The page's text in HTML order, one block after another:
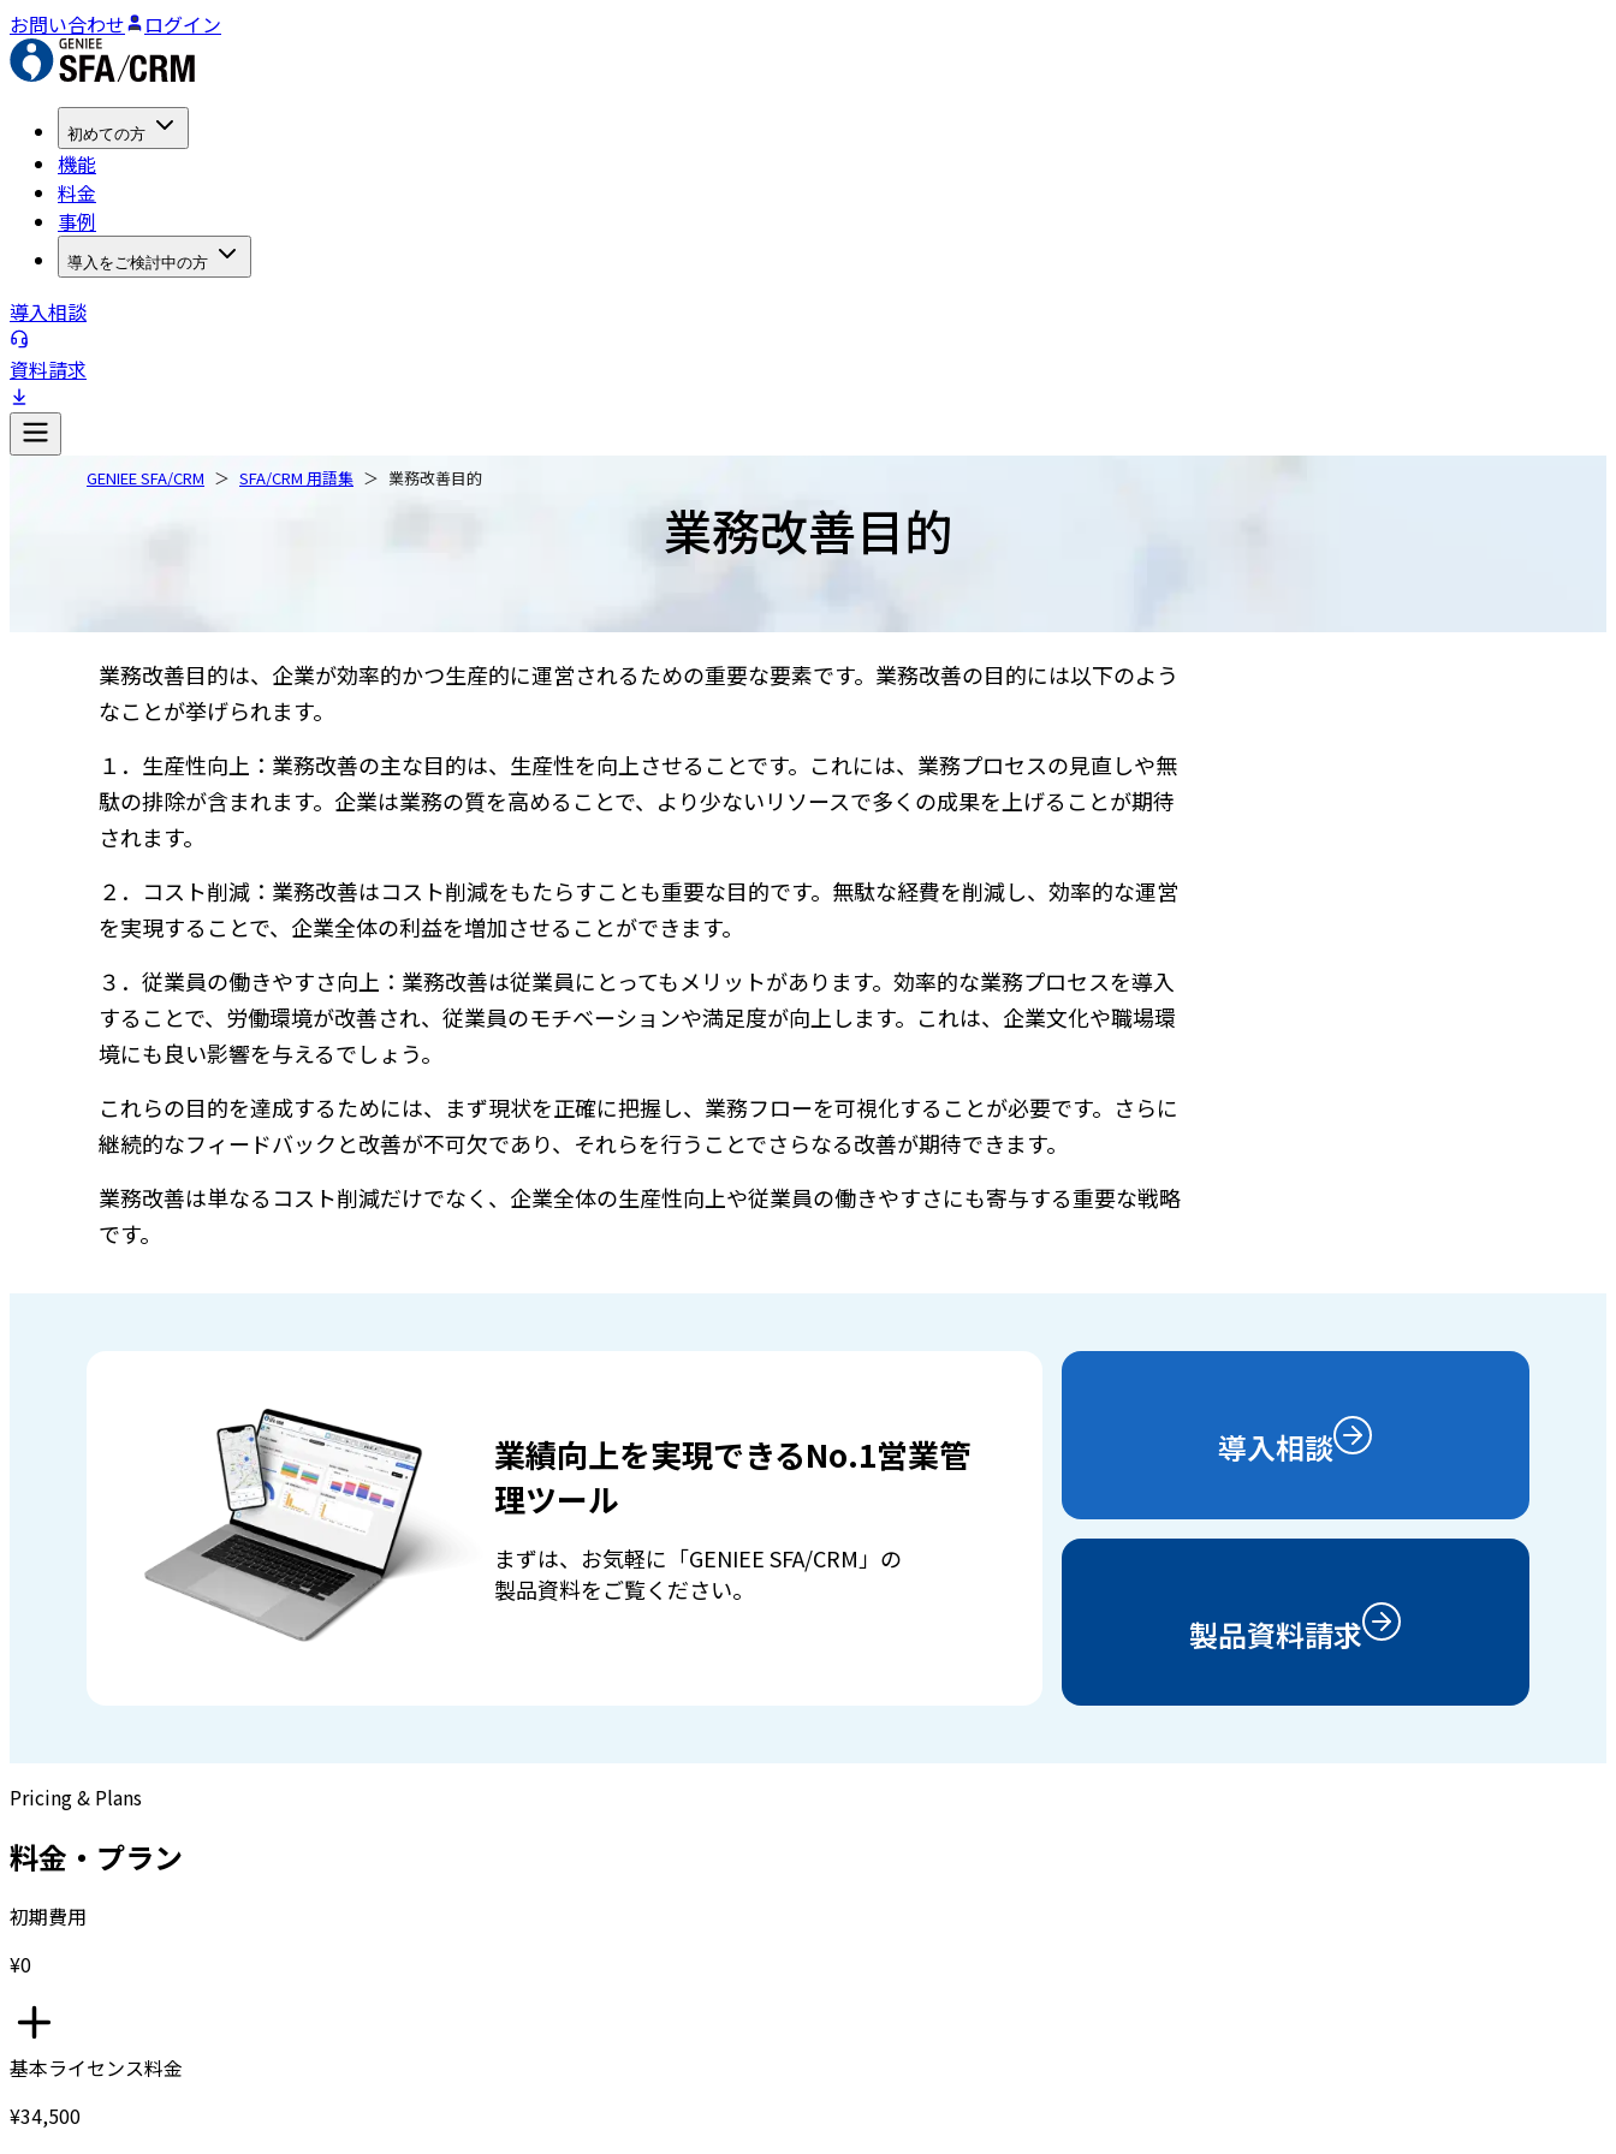
お問い合わせ ログイン
初めての方
機能
料金
事例
導入をご検討中の方
導入相談
資料請求
GENIEE SFA/CRM SFA/CRM 用語集 業務改善目的
業務改善目的
業務改善目的は、企業が効率的かつ生産的に運営されるための重要な要素です。業務改善の目的には以下のよう
なことが挙げられます。
１．生産性向上：業務改善の主な目的は、生産性を向上させることです。これには、業務プロセスの見直しや無
駄の排除が含まれます。企業は業務の質を高めることで、より少ないリソースで多くの成果を上げることが期待
されます。
２．コスト削減：業務改善はコスト削減をもたらすことも重要な目的です。無駄な経費を削減し、効率的な運営
を実現することで、企業全体の利益を増加させることができます。
３．従業員の働きやすさ向上：業務改善は従業員にとってもメリットがあります。効率的な業務プロセスを導入
することで、労働環境が改善され、従業員のモチベーションや満足度が向上します。これは、企業文化や職場環
境にも良い影響を与えるでしょう。
これらの目的を達成するためには、まず現状を正確に把握し、業務フローを可視化することが必要です。さらに
継続的なフィードバックと改善が不可欠であり、それらを行うことでさらなる改善が期待できます。
業務改善は単なるコスト削減だけでなく、企業全体の生産性向上や従業員の働きやすさにも寄与する重要な戦略
です。
業績向上を実現できるNo.1営業管
理ツール
まずは、お気軽に「GENIEE SFA/CRM」の
製品資料をご覧ください。
導入相談
製品資料請求
Pricing & Plans
料金・プラン
初期費用
¥0
基本ライセンス料金
¥34,500